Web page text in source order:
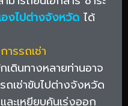
องไปต่างจังหวัด ได้
ารรถเช่า
เดินทางหลายท่านอาจ
ถเช่าขับไปต่างจังหวัด
ละเหยียบคันเร่งออก